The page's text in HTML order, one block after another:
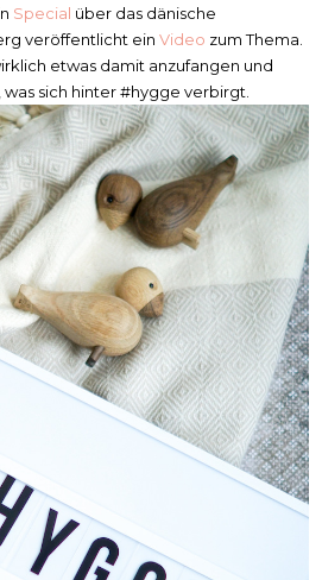
Special über das dänische
veröffentlicht einVideo zum Thema.
etwas damit anzufangen und
sich hinter #hygge verbirgt.